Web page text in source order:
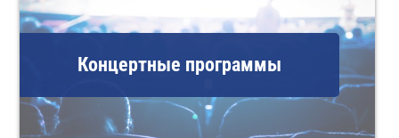
Концертные программы